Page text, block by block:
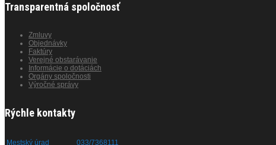
Transparentná spoločnosť
Zmluvy
Objednávky
Faktúry
Verejné obstarávanie
Informácie o dotáciách
Orgány spoločnosti
Výročné správy
Rýchle kontakty
Mestský úrad 033/7368111